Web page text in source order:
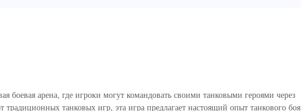
арена, где игроки могут командовать своими танковыми героями через
танковых игр, эта игра предлагает настоящий опыт танкового боя